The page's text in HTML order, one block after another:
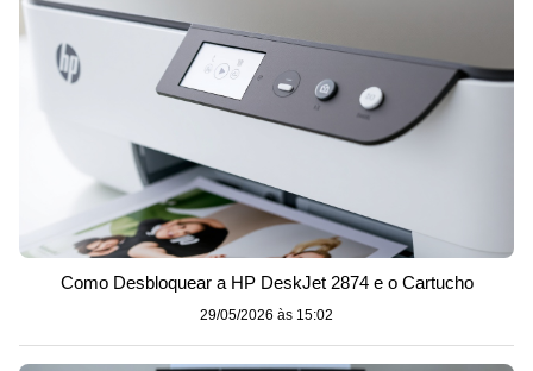
Como Desbloquear a HP DeskJet 2874 e o Cartucho
29/05/2026 às 15:02